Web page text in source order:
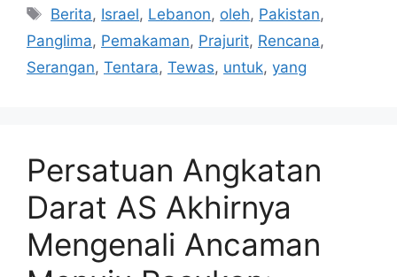
Tag
Berita, Israel, Lebanon, oleh, Pakistan,
Panglima, Pemakaman, Prajurit, Rencana,
Serangan, Tentara, Tewas, untuk, yang
Persatuan Angkatan
Darat AS Akhirnya
Mengenali Ancaman